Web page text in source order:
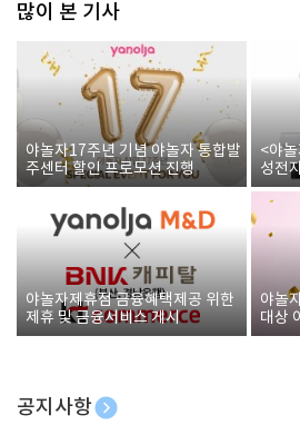
많이 본 기사
야놀자17주년 기념 야놀자 통합발
주센터 할인 프로모션 진행
<야
성전
야놀자제휴점 금융혜택제공 위한
제휴 및 금융서비스 게시
야놀
대상
폰 증
공지사항
[호텔업] 개인정보 처리방침 개정본1 (19.09.02)